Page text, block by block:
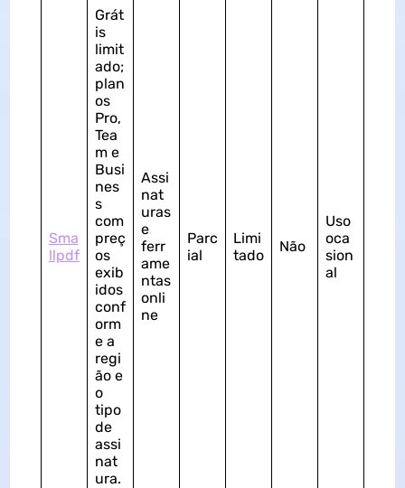
Sma
llpdf
Grát
is
limit
ado;
plan
os
Pro,
Tea
m e
Busi
nes
s
com
preç
os
exib
idos
conf
orm
e a
regi
ão e
o
tipo
de
assi
nat
ura.
Assi
nat
uras
e
ferr
ame
ntas
onli
ne
Parc
ial
Limi
tado
Não
Uso
oca
sion
al